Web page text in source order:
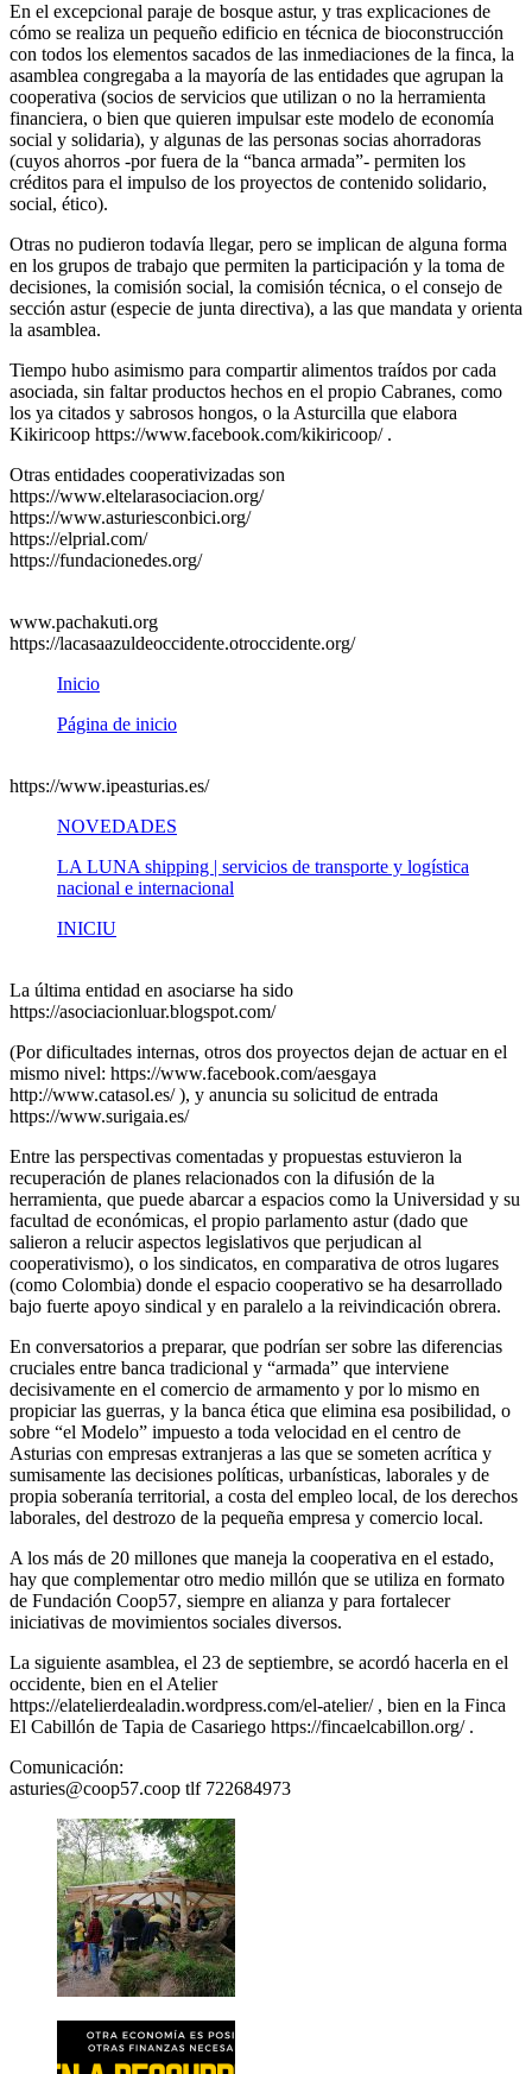
En el excepcional paraje de bosque astur, y tras explicaciones de
cómo se realiza un pequeño edificio en técnica de bioconstrucción
con todos los elementos sacados de las inmediaciones de la finca, la
asamblea congregaba a la mayoría de las entidades que agrupan la
cooperativa (socios de servicios que utilizan o no la herramienta
financiera, o bien que quieren impulsar este modelo de economía
social y solidaria), y algunas de las personas socias ahorradoras
(cuyos ahorros -por fuera de la “banca armada”- permiten los
créditos para el impulso de los proyectos de contenido solidario,
social, ético).
Otras no pudieron todavía llegar, pero se implican de alguna forma
en los grupos de trabajo que permiten la participación y la toma de
decisiones, la comisión social, la comisión técnica, o el consejo de
sección astur (especie de junta directiva), a las que mandata y orienta
la asamblea.
Tiempo hubo asimismo para compartir alimentos traídos por cada
asociada, sin faltar productos hechos en el propio Cabranes, como
los ya citados y sabrosos hongos, o la Asturcilla que elabora
Kikiricoop https://www.facebook.com/kikiricoop/ .
Otras entidades cooperativizadas son
https://www.eltelarasociacion.org/
https://www.asturiesconbici.org/
https://elprial.com/
https://fundacionedes.org/
www.pachakuti.org
https://lacasaazuldeoccidente.otroccidente.org/
Inicio
Página de inicio
https://www.ipeasturias.es/
NOVEDADES
LA LUNA shipping | servicios de transporte y logística
nacional e internacional
INICIU
La última entidad en asociarse ha sido
https://asociacionluar.blogspot.com/
(Por dificultades internas, otros dos proyectos dejan de actuar en el
mismo nivel: https://www.facebook.com/aesgaya
http://www.catasol.es/ ), y anuncia su solicitud de entrada
https://www.surigaia.es/
Entre las perspectivas comentadas y propuestas estuvieron la
recuperación de planes relacionados con la difusión de la
herramienta, que puede abarcar a espacios como la Universidad y su
facultad de económicas, el propio parlamento astur (dado que
salieron a relucir aspectos legislativos que perjudican al
cooperativismo), o los sindicatos, en comparativa de otros lugares
(como Colombia) donde el espacio cooperativo se ha desarrollado
bajo fuerte apoyo sindical y en paralelo a la reivindicación obrera.
En conversatorios a preparar, que podrían ser sobre las diferencias
cruciales entre banca tradicional y “armada” que interviene
decisivamente en el comercio de armamento y por lo mismo en
propiciar las guerras, y la banca ética que elimina esa posibilidad, o
sobre “el Modelo” impuesto a toda velocidad en el centro de
Asturias con empresas extranjeras a las que se someten acrítica y
sumisamente las decisiones políticas, urbanísticas, laborales y de
propia soberanía territorial, a costa del empleo local, de los derechos
laborales, del destrozo de la pequeña empresa y comercio local.
A los más de 20 millones que maneja la cooperativa en el estado,
hay que complementar otro medio millón que se utiliza en formato
de Fundación Coop57, siempre en alianza y para fortalecer
iniciativas de movimientos sociales diversos.
La siguiente asamblea, el 23 de septiembre, se acordó hacerla en el
occidente, bien en el Atelier
https://elatelierdealadin.wordpress.com/el-atelier/ , bien en la Finca
El Cabillón de Tapia de Casariego https://fincaelcabillon.org/ .
Comunicación:
asturies@coop57.coop tlf 722684973